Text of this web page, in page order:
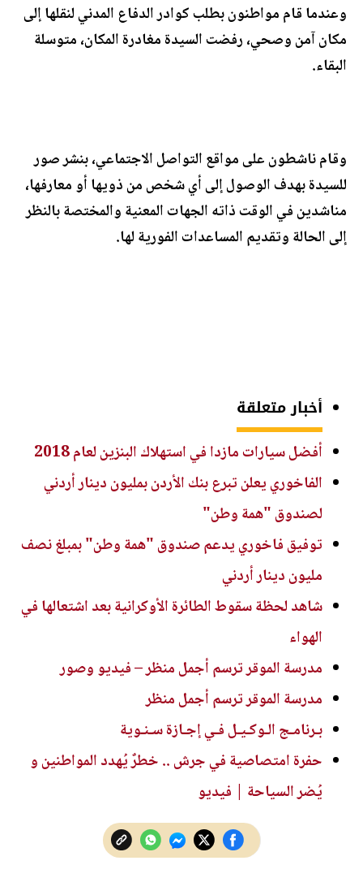
وعندما قام مواطنون بطلب كوادر الدفاع المدني لنقلها إلى
مكان آمن وصحي، رفضت السيدة مغادرة المكان، متوسلة
البقاء.
وقام ناشطون على مواقع التواصل الاجتماعي، بنشر صور
للسيدة بهدف الوصول إلى أي شخص من ذويها أو معارفها،
مناشدين في الوقت ذاته الجهات المعنية والمختصة بالنظر
إلى الحالة وتقديم المساعدات الفورية لها.
أخبار متعلقة
أفضل سيارات مازدا في استهلاك البنزين لعام 2018
الفاخوري يعلن تبرع بنك الأردن بمليون دينار أردني
لصندوق "همة وطن"
توفيق فاخوري يدعم صندوق "همة وطن" بمبلغ نصف
مليون دينار أردني
شاهد لحظة سقوط الطائرة الأوكرانية بعد اشتعالها في
الهواء
مدرسة الموقر ترسم أجمل منظر – فيديو وصور
مدرسة الموقر ترسم أجمل منظر
بـرنامـج الـوكـيـل فـي إجـازة سـنـوية
حفرة امتصاصية في جرش .. خطرٌ يُهدد المواطنين و
يُضر السياحة | فيديو